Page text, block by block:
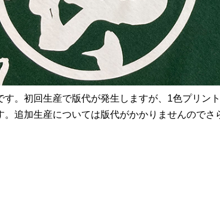
す。初回生産で版代が発生しますが、1色プリン
追加生産については版代がかかりませんのでさ